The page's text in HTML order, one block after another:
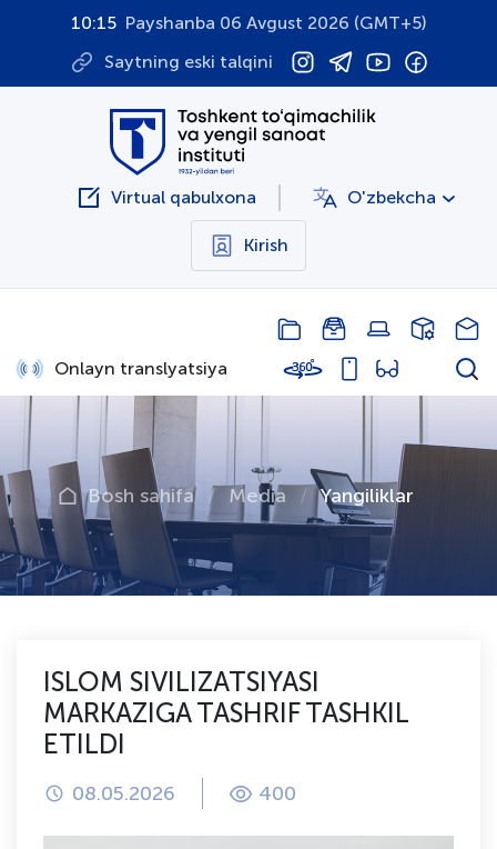
10:15 Payshanba 06 Avgust 2026 (GMT+5)
Saytning eski talqini
Virtual qabulxona O'zbekcha
Kirish
Onlayn translyatsiya
Bosh sahifa Media Yangiliklar
ISLOM SIVILIZATSIYASI
MARKAZIGA TASHRIF TASHKIL
ETILDI
08.05.2026 400